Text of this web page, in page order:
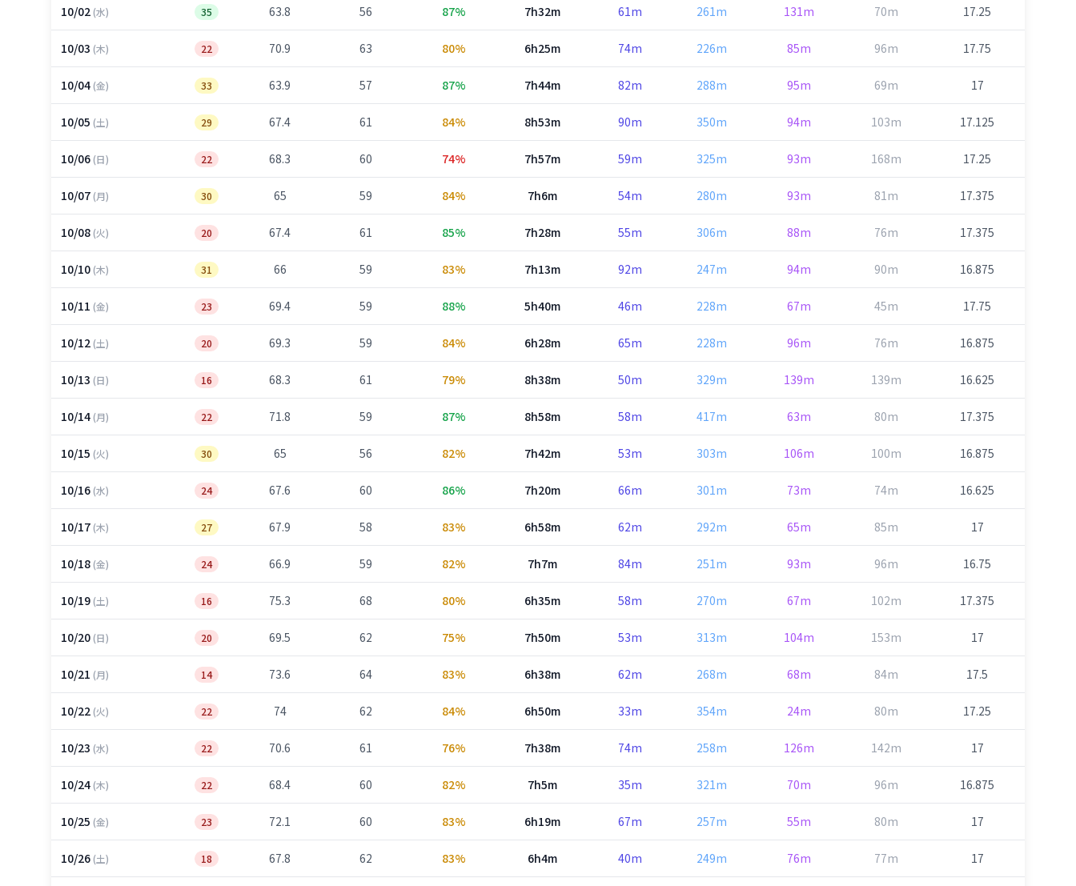
10/02(水) 35 63.8 56 87% 7h32m 61m 261m 131m 70m 17.25
10/03 (木) 22 70.9 63 80% 6h25m 74m 226m 85m 96m 17.75
10/04(金) 33 63.9 57 87% 7h44m 82m 288m 95m 69m 17
10/05 (土) 29 67.4 61 84% 8h53m 90m 350m 94m 103m 17.125
10/06(日) 22 68.3 60 74% 7h57m 59m 325m 93m 168m 17.25
10/07(月) 30 65 59 84% 7h6m 54m 280m 93m 81m 17.375
10/08(火) 20 67.4 61 85% 7h28m 55m 306m 88m 76m 17.375
10/10(木) 31 66 59 83% 7h13m 92m 247m 94m 90m 16.875
10/11 (金) 23 69.4 59 88% 5h40m 46m 228m 67m 45m 17.75
10/12(土) 20 69.3 59 84% 6h28m 65m 228m 96m 76m 16.875
10/13 (日) 16 68.3 61 79% 8h38m 50m 329m 139m 139m 16.625
10/14(月) 22 71.8 59 87% 8h58m 58m 417m 63m 80m 17.375
10/15 (火) 30 65 56 82% 7h42m 53m 303m 106m 100m 16.875
10/16(水) 24 67.6 60 86% 7h20m 66m 301m 73m 74m 16.625
10/17(木) 27 67.9 58 83% 6h58m 62m 292m 65m 85m 17
10/18(金) 24 66.9 59 82% 7h7m 84m 251m 93m 96m 16.75
10/19(土) 16 75.3 68 80% 6h35m 58m 270m 67m 102m 17.375
10/20(日) 20 69.5 62 75% 7h50m 53m 313m 104m 153m 17
10/21 (月) 14 73.6 64 83% 6h38m 62m 268m 68m 84m 17.5
10/22(火) 22 74 62 84% 6h50m 33m 354m 24m 80m 17.25
10/23 (水) 22 70.6 61 76% 7h38m 74m 258m 126m 142m 17
10/24(木) 22 68.4 60 82% 7h5m 35m 321m 70m 96m 16.875
10/25 (金) 23 72.1 60 83% 6h19m 67m 257m 55m 80m 17
10/26(土) 18 67.8 62 83% 6h4m 40m 249m 76m 77m 17